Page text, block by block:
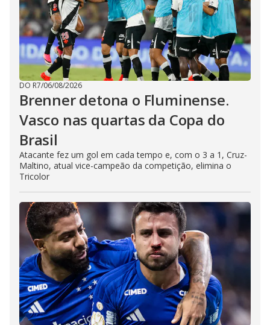
DO R7/06/08/2026
Brenner detona o Fluminense.
Vasco nas quartas da Copa do
Brasil
Atacante fez um gol em cada tempo e, com o 3 a 1, Cruz-
Maltino, atual vice-campeão da competição, elimina o
Tricolor